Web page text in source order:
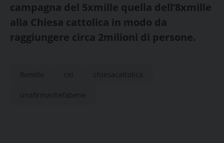
campagna del 5xmille quella dell’8xmille
alla Chiesa cattolica in modo da
raggiungere circa 2milioni di persone.
8xmille cei chiesacattolica
unafirmachefabene